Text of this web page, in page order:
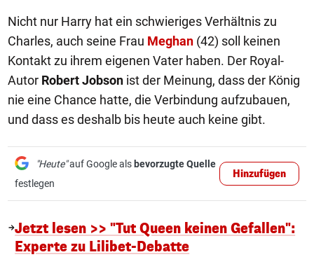
Nicht nur Harry hat ein schwieriges Verhältnis zu
Charles, auch seine Frau Meghan (42) soll keinen
Kontakt zu ihrem eigenen Vater haben. Der Royal-
Autor Robert Jobson ist der Meinung, dass der König
nie eine Chance hatte, die Verbindung aufzubauen,
und dass es deshalb bis heute auch keine gibt.
"Heute"auf Google als bevorzugte Quelle
festlegen
Hinzufügen
Jetzt lesen >> "Tut Queen keinen Gefallen":
Experte zu Lilibet-Debatte